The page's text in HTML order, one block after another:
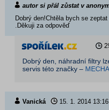
autor si přál zůstat v
Dobrý den!Chtěla bych se
.Děkuji za odpověď
Dobrý den, náhradní filtry
servis této značky –
Vanická 15. 1. 2014 13:16